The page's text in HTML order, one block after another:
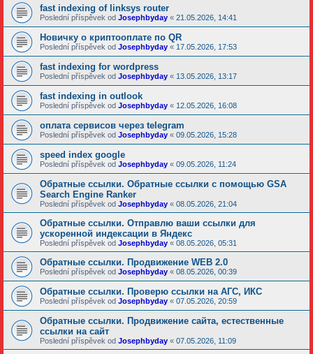
fast indexing of linksys router
Poslední příspěvek od Josephbyday « 21.05.2026, 14:41
Новичку о криптооплате по QR
Poslední příspěvek od Josephbyday « 17.05.2026, 17:53
fast indexing for wordpress
Poslední příspěvek od Josephbyday « 13.05.2026, 13:17
fast indexing in outlook
Poslední příspěvek od Josephbyday « 12.05.2026, 16:08
оплата сервисов через telegram
Poslední příspěvek od Josephbyday « 09.05.2026, 15:28
speed index google
Poslední příspěvek od Josephbyday « 09.05.2026, 11:24
Обратные ссылки. Обратные ссылки с помощью GSA
Search Engine Ranker
Poslední příspěvek od Josephbyday « 08.05.2026, 21:04
Обратные ссылки. Отправлю ваши ссылки для
ускоренной индексации в Яндекс
Poslední příspěvek od Josephbyday « 08.05.2026, 05:31
Обратные ссылки. Продвижение WEB 2.0
Poslední příspěvek od Josephbyday « 08.05.2026, 00:39
Обратные ссылки. Проверю ссылки на АГС, ИКС
Poslední příspěvek od Josephbyday « 07.05.2026, 20:59
Обратные ссылки. Продвижение сайта, естественные
ссылки на сайт
Poslední příspěvek od Josephbyday « 07.05.2026, 11:09